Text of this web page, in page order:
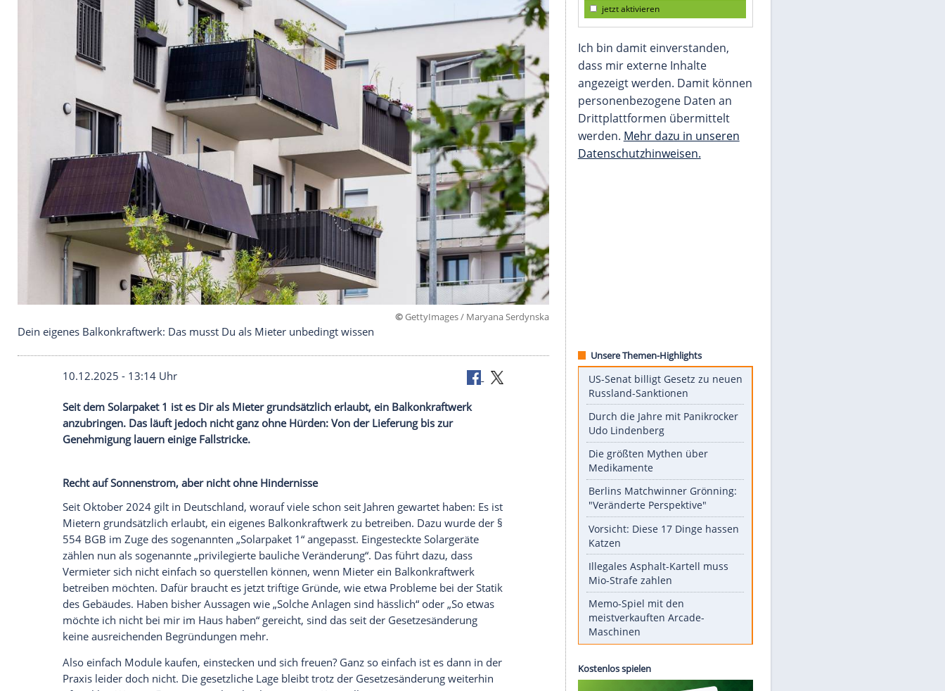
GettyImages / Maryana Serdynska
10.12.2025 - 13:14 Uhr
Seit dem Solarpaket 1 ist es Dir als Mieter grundsätzlich erlaubt, ein Balkonkraftwerk
anzubringen. Das läuft jedoch nicht ganz ohne Hürden: Von der Lieferung bis zur
Genehmigung lauern einige Fallstricke.
Seit Oktober 2024 gilt in Deutschland, worauf viele schon seit Jahren gewartet haben: Es ist
von unserer Redaktion eingebundenen
Inhalt von Glomex GmbH anzuzeigen. Sie
können diesen mit einem Klick anzeigen
jetzt aktivieren
Ich bin damit einverstanden,
dass mir externe Inhalte
Unsere Themen-Highlights
US-Senat billigt Gesetz zu neuen
Durch die Jahre mit Panikrocker
Udo Lindenberg
"Veränderte Perspektive"